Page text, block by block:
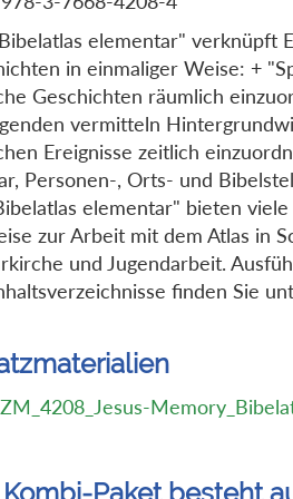
elementar" verknüpft
in einmaliger Weise: +
Geschichten räumlich
vermitteln
Ereignisse zeitlich
Personen-, Orts- und
elementar" bieten
zur Arbeit mit dem Atlas in
und Jugendarbeit.
finden Sie
ZM_4208_Jesus-